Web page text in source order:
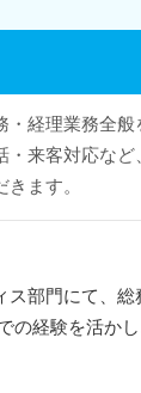
・経理業務全
・来客対応など
ます。
ス部門にて、
の経験を活か